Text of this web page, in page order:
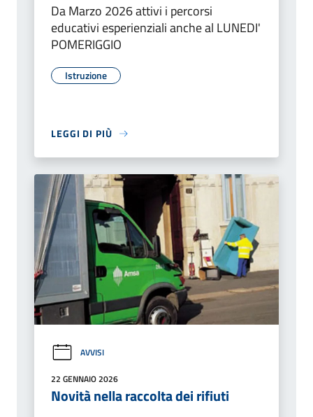
Da Marzo 2026 attivi i percorsi
educativi esperienziali anche al LUNEDI'
POMERIGGIO
Istruzione
LEGGI DI PIÙ
AVVISI
22 GENNAIO 2026
Novità nella raccolta dei rifiuti